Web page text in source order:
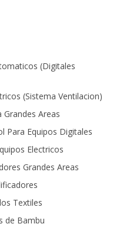
(Digitales
(Sistema Ventilacion)
Areas
Para Equipos Digitales
Electricos
Grandes Areas
Textiles
de Bambu